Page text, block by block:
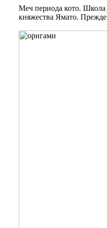
Меч периода кото.
княжества Ямато.